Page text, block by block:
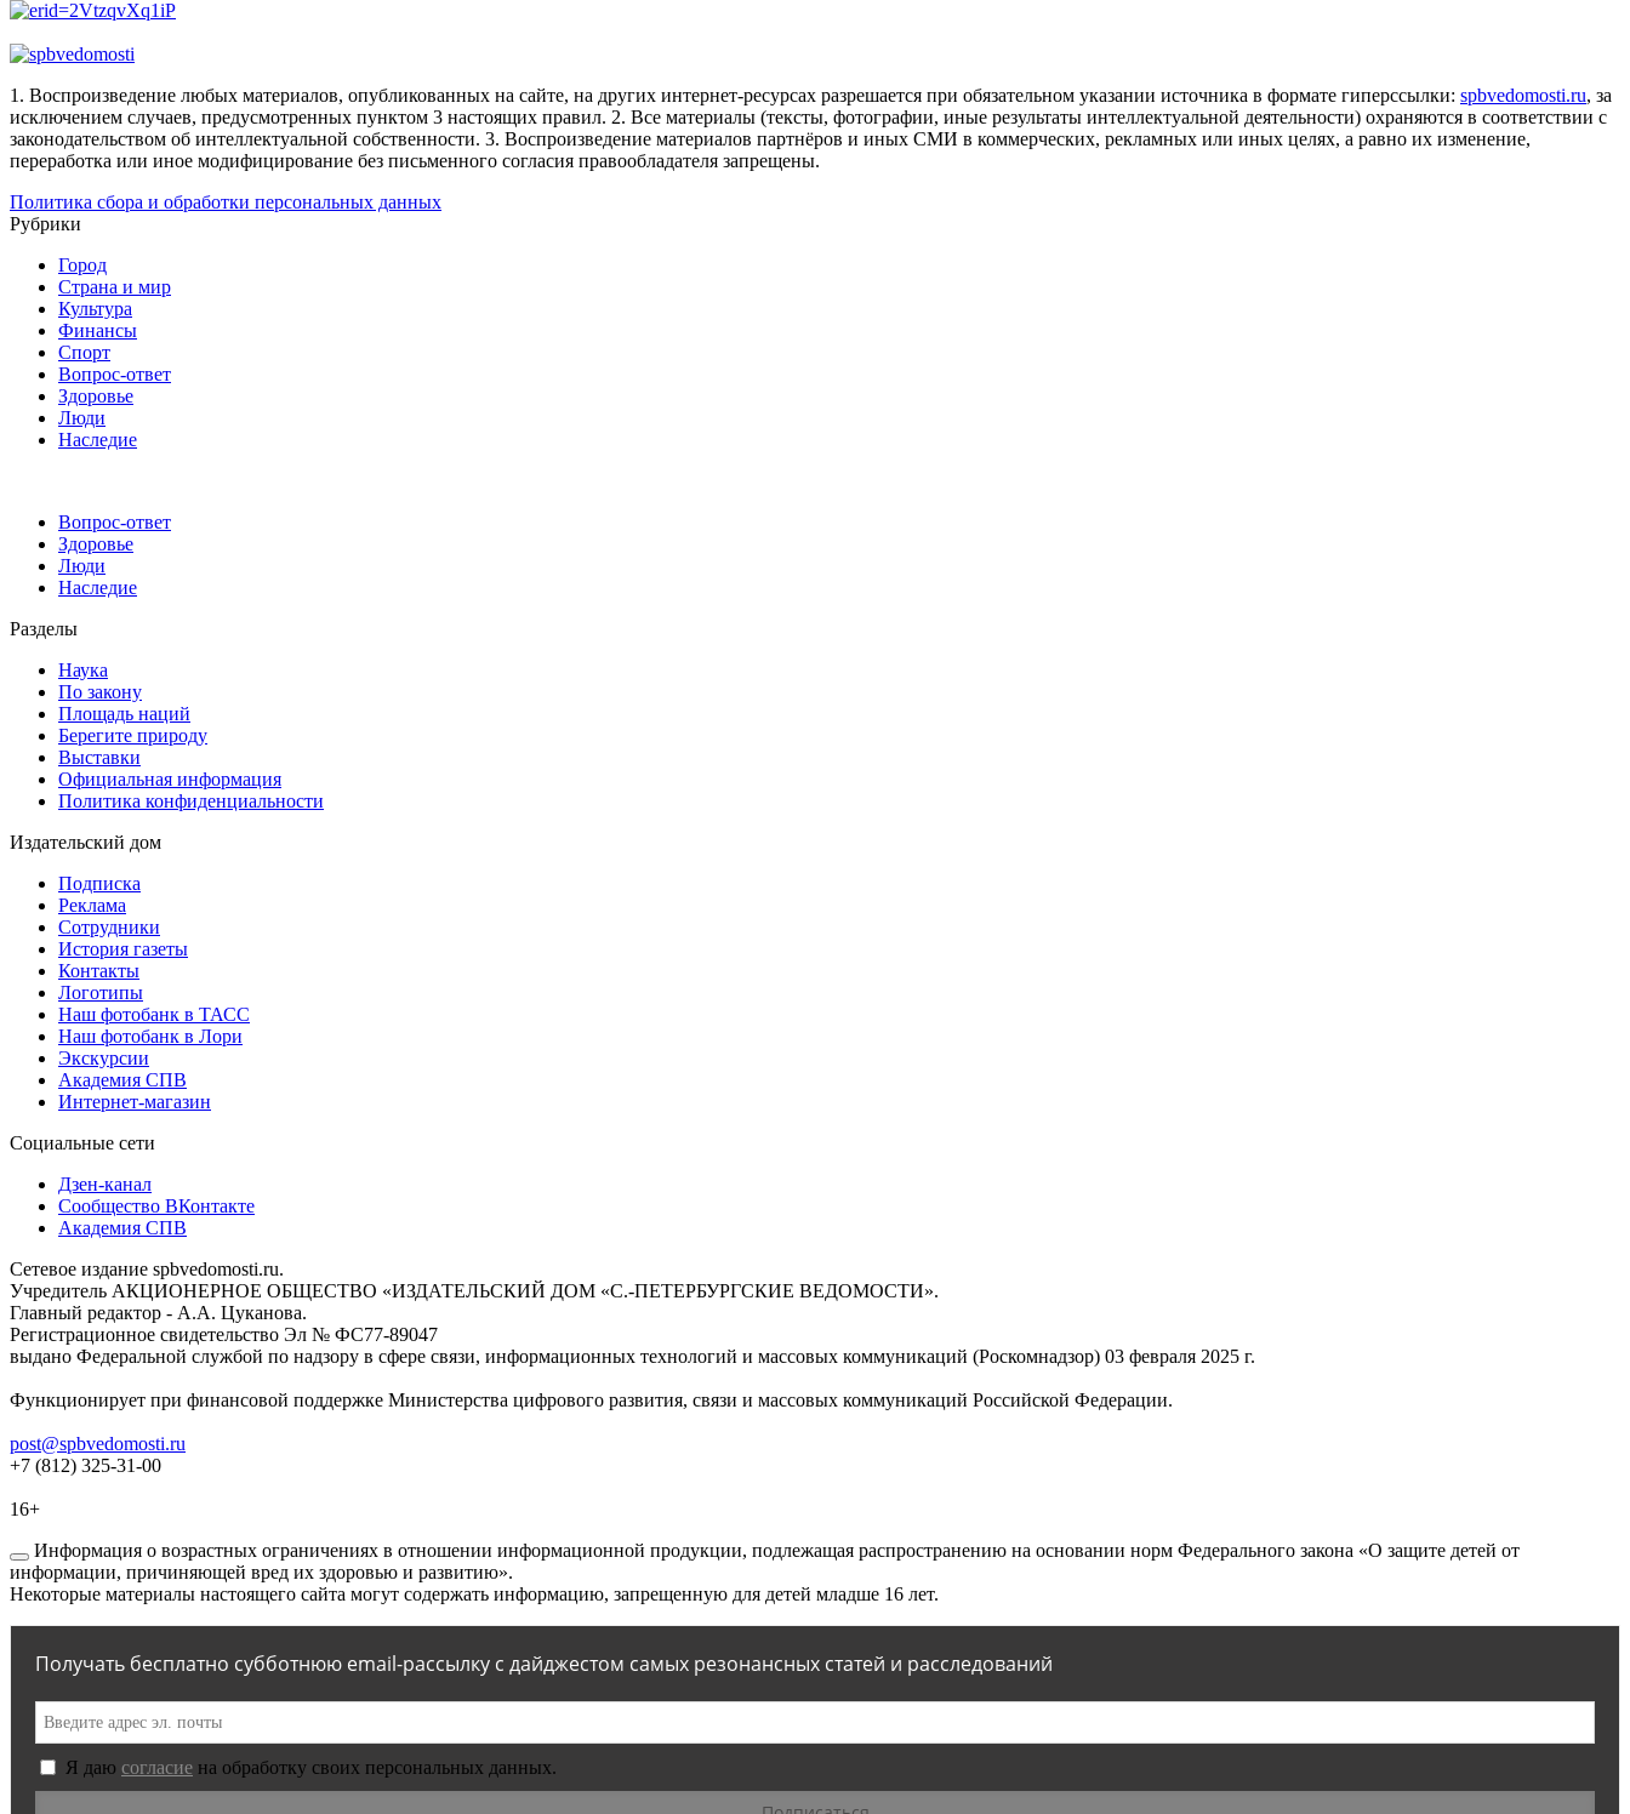
1. Воспроизведение любых материалов, опубликованных на сайте, на других интернет-ресурсах разрешается при обязательном указании источника в формате гиперссылки: spbvedomosti.ru, за
исключением случаев, предусмотренных пунктом 3 настоящих правил. 2. Все материалы (тексты, фотографии, иные результаты интеллектуальной деятельности) охраняются в соответствии с
законодательством об интеллектуальной собственности. 3. Воспроизведение материалов партнёров и иных СМИ в коммерческих, рекламных или иных целях, а равно их изменение,
переработка или иное модифицирование без письменного согласия правообладателя запрещены.
Политика сбора и обработки персональных данных
Рубрики
Город
Страна и мир
Культура
Финансы
Спорт
Вопрос-ответ
Здоровье
Люди
Наследие
Вопрос-ответ
Здоровье
Люди
Наследие
Разделы
Наука
По закону
Площадь наций
Берегите природу
Выставки
Официальная информация
Политика конфиденциальности
Издательский дом
Подписка
Реклама
Сотрудники
История газеты
Контакты
Логотипы
Наш фотобанк в ТАСС
Наш фотобанк в Лори
Экскурсии
Академия СПВ
Интернет-магазин
Социальные сети
Дзен-канал
Сообщество ВКонтакте
Академия СПВ
Сетевое издание spbvedomosti.ru.
Учредитель АКЦИОНЕРНОЕ ОБЩЕСТВО «ИЗДАТЕЛЬСКИЙ ДОМ «С.-ПЕТЕРБУРГСКИЕ ВЕДОМОСТИ».
Главный редактор - А.А. Цуканова.
Регистрационное свидетельство Эл № ФС77-89047
выдано Федеральной службой по надзору в сфере связи, информационных технологий и массовых коммуникаций (Роскомнадзор) 03 февраля 2025 г.
Функционирует при финансовой поддержке Министерства цифрового развития, связи и массовых коммуникаций Российской Федерации.
post@spbvedomosti.ru
+7 (812) 325-31-00
16+
Информация о возрастных ограничениях в отношении информационной продукции, подлежащая распространению на основании норм Федерального закона «О защите детей от
информации, причиняющей вред их здоровью и развитию».
Некоторые материалы настоящего сайта могут содержать информацию, запрещенную для детей младше 16 лет.
Получать бесплатно субботнюю email-рассылку с дайджестом самых резонансных статей и расследований
Я даю согласие на обработку своих персональных данных.